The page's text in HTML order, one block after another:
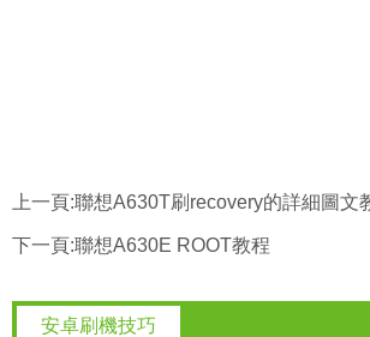
上一頁:聯想A630T刷recovery的詳細圖文
下一頁:聯想A630E ROOT教程
安卓刷機技巧